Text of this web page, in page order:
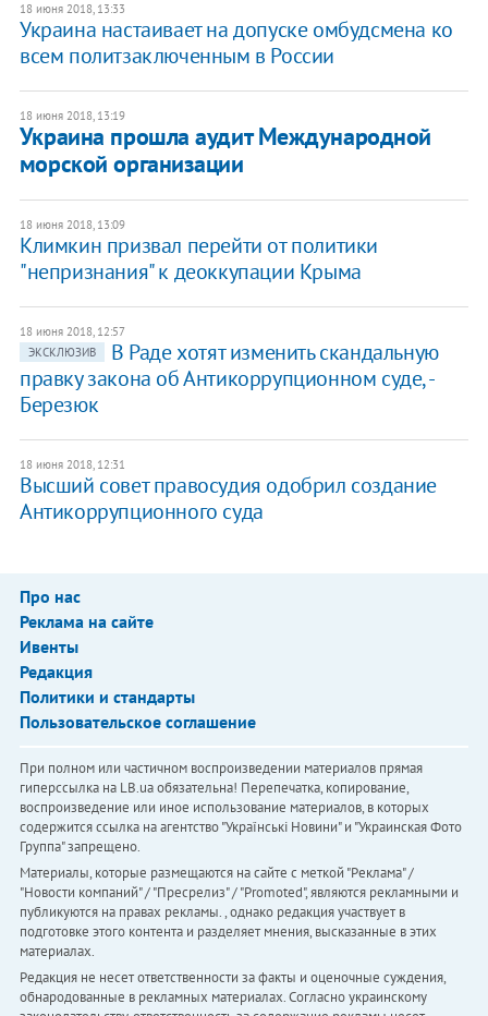
18 июня 2018, 13:33
Украина настаивает на допуске омбудсмена ко
всем политзаключенным в России
18 июня 2018, 13:19
Украина прошла аудит Международной
морской организации
18 июня 2018, 13:09
Климкин призвал перейти от политики
"непризнания" к деоккупации Крыма
18 июня 2018, 12:57
ЭКСКЛЮЗИВ
В Раде хотят изменить скандальную
правку закона об Антикоррупционном суде, -
Березюк
18 июня 2018, 12:31
Высший совет правосудия одобрил создание
Антикоррупционного суда
Про нас
Реклама на сайте
Ивенты
Редакция
Политики и стандарты
Пользовательское соглашение
При полном или частичном воспроизведении материалов прямая
гиперссылка на LB.ua обязательна! Перепечатка, копирование,
воспроизведение или иное использование материалов, в которых
содержится ссылка на агентство "Українськi Новини" и "Украинская Фото
Группа" запрещено.
Материалы, которые размещаются на сайте с меткой "Реклама" /
"Новости компаний" / "Пресрелиз" / "Promoted", являются рекламными и
публикуются на правах рекламы. , однако редакция участвует в
подготовке этого контента и разделяет мнения, высказанные в этих
материалах.
Редакция не несет ответственности за факты и оценочные суждения,
обнародованные в рекламных материалах. Согласно украинскому